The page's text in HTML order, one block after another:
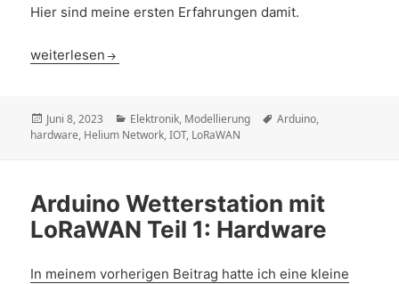
Hier sind meine ersten Erfahrungen damit.
PCBs selber modellieren und in Produktion geben
weiterlesen
Veröffentlicht
am
Juni 8, 2023 Kategorien
Elektronik, Modellierung Schlagwörter
Arduino,
hardware, Helium Network,IOT, LoRaWAN
Arduino Wetterstation mit
LoRaWAN Teil 1: Hardware
In meinem vorherigen Beitrag hatte ich eine kleine